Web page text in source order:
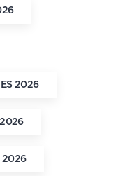
2026
2026
2026